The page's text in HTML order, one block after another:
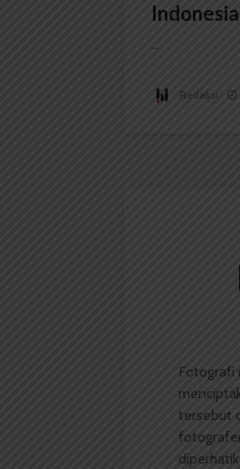
...
Redaksi
Fotografi
tersebut